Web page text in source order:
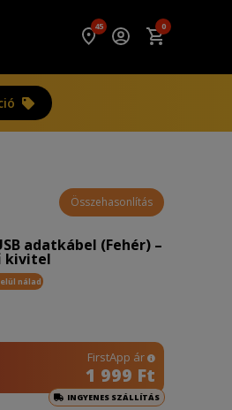
45 0
Összehasonlítás
adatkábel (Fehér) –
kivitel
nálad
FirstApp ár
1 999 Ft
INGYENES SZÁLLÍTÁS